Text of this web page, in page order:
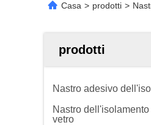
Casa > prodotti >
prodotti
Nastro adesivo
Nastro
vetro